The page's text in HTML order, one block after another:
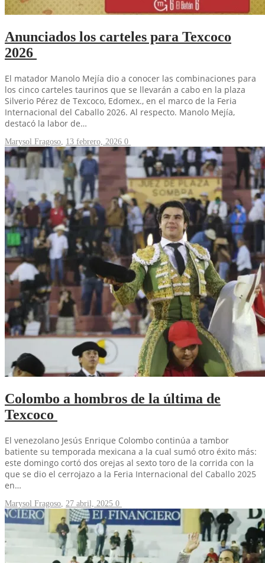
Anunciados los carteles para Texcoco
2026
El matador Manolo Mejía dio a conocer las combinaciones para
los cinco carteles taurinos que se llevarán a cabo en la plaza
Silverio Pérez de Texcoco, Edomex., en el marco de la Feria
Internacional del Caballo 2026. Al respecto. Manolo Mejía,
destacó la labor de…
Marysol Fragoso, 13 febrero, 2026 0
Colombo a hombros de la última de
Texcoco
El venezolano Jesús Enrique Colombo continúa a tambor
batiente su temporada mexicana a la cual sumó otro éxito más:
este domingo cortó dos orejas al sexto toro de la corrida con la
que se dio el cerrojazo a la Feria Internacional del Caballo 2025
en…
Marysol Fragoso, 27 abril, 2025 0